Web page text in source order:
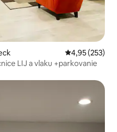
Priemerné
4,95 (253)
LIJ a vlaku +parkovanie